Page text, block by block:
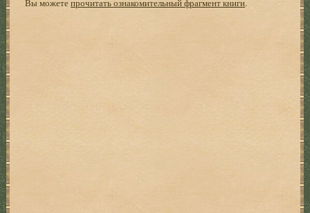
Вы можетепрочитать ознакомительный фрагмент книги.